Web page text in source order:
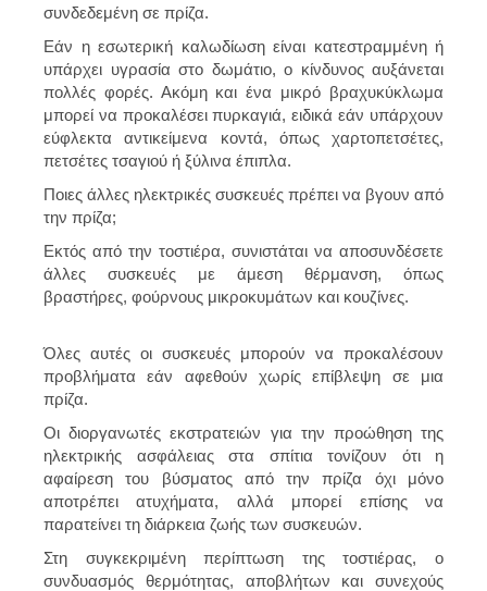
συνδεδεμένη σε πρίζα.
Εάν η εσωτερική καλωδίωση είναι κατεστραμμένη ή
υπάρχει υγρασία στο δωμάτιο, ο κίνδυνος αυξάνεται
πολλές φορές. Ακόμη και ένα μικρό βραχυκύκλωμα
μπορεί να προκαλέσει πυρκαγιά, ειδικά εάν υπάρχουν
εύφλεκτα αντικείμενα κοντά, όπως χαρτοπετσέτες,
πετσέτες τσαγιού ή ξύλινα έπιπλα.
Ποιες άλλες ηλεκτρικές συσκευές πρέπει να βγουν από
την πρίζα;
Εκτός από την τοστιέρα, συνιστάται να αποσυνδέσετε
άλλες συσκευές με άμεση θέρμανση, όπως
βραστήρες, φούρνους μικροκυμάτων και κουζίνες.
Όλες αυτές οι συσκευές μπορούν να προκαλέσουν
προβλήματα εάν αφεθούν χωρίς επίβλεψη σε μια
πρίζα.
Οι διοργανωτές εκστρατειών για την προώθηση της
ηλεκτρικής ασφάλειας στα σπίτια τονίζουν ότι η
αφαίρεση του βύσματος από την πρίζα όχι μόνο
αποτρέπει ατυχήματα, αλλά μπορεί επίσης να
παρατείνει τη διάρκεια ζωής των συσκευών.
Στη συγκεκριμένη περίπτωση της τοστιέρας, ο
συνδυασμός θερμότητας, αποβλήτων και συνεχούς